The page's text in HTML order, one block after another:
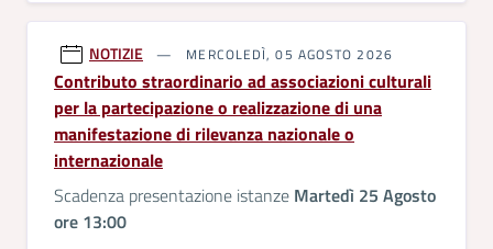
NOTIZIE MERCOLEDÌ, 05 AGOSTO 2026
Contributo straordinario ad associazioni culturali
per la partecipazione o realizzazione di una
manifestazione di rilevanza nazionale o
internazionale
Scadenza presentazione istanze Martedì 25 Agosto
ore 13:00